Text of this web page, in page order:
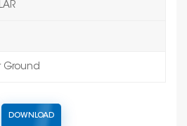
Ground
DOWNLOAD